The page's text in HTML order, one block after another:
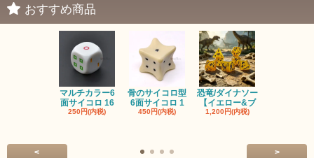
おすすめ商品
マルチカラー6
面サイコロ 16
250円(内税)
骨のサイコロ型
6面サイコロ 1
450円(内税)
恐竜/ダイナソー
【イエロー&ブ
1,200円(内税)
< >